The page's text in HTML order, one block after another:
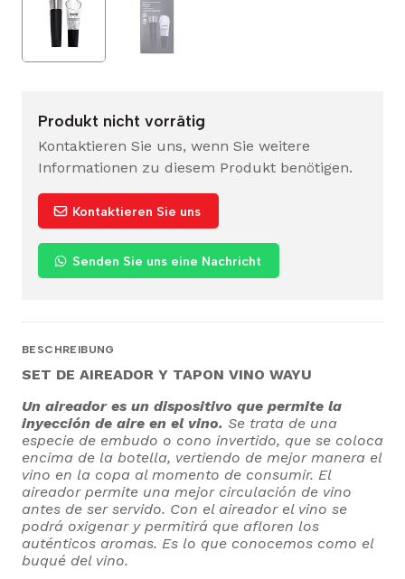
Produkt nicht vorrätig
Kontaktieren Sie uns, wenn Sie weitere
Informationen zu diesem Produkt benötigen.
Kontaktieren Sie uns
Senden Sie uns eine Nachricht
BESCHREIBUNG
SET DE AIREADOR Y TAPON VINO WAYU
Un aireador es un dispositivo que permite la
inyección de aire en el vino. Se trata de una
especie de embudo o cono invertido, que se coloca
encima de la botella, vertiendo de mejor manera el
vino en la copa al momento de consumir. El
aireador permite una mejor circulación de vino
antes de ser servido. Con el aireador el vino se
podrá oxigenar y permitirá que afloren los
auténticos aromas. Es lo que conocemos como el
buqué del vino.